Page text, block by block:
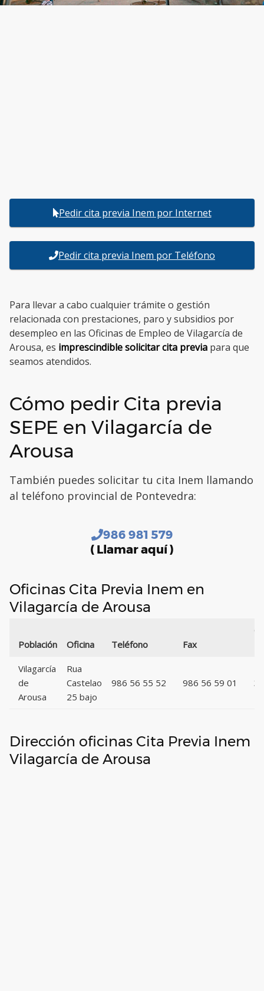
Pedir cita previa Inem por Internet
Pedir cita previa Inem por Teléfono
Para llevar a cabo cualquier trámite o gestión
relacionada con prestaciones, paro y subsidios por
desempleo en las Oficinas de Empleo de Vilagarcía de
Arousa, es imprescindible solicitar cita previa para que
seamos atendidos.
Cómo pedir Cita previa
SEPE en Vilagarcía de
Arousa
También puedes solicitar tu cita Inem llamando
al teléfono provincial de Pontevedra:
986 981 579
( Llamar aquí )
Oficinas Cita Previa Inem en
Vilagarcía de Arousa
Población Oficina Teléfono Fax
Vilagarcía
de
Arousa
Rua
Castelao
25 bajo
986 56 55 52 986 56 59 01
Dirección oficinas Cita Previa Inem
Vilagarcía de Arousa